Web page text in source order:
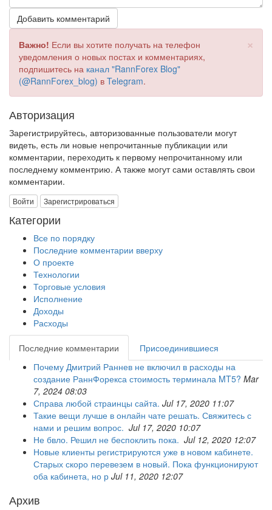
Добавить комментарий
×
Важно! Если вы хотите получать на телефон
уведомления о новых постах и комментариях,
подпишитесь на канал "RannForex Blog"
(@RannForex_blog) в Telegram.
Авторизация
Зарегистрируйтесь, авторизованные пользователи могут
видеть, есть ли новые непрочитанные публикации или
комментарии, переходить к первому непрочитанному или
последнему комментрию. А также могут сами оставлять свои
комментарии.
Войти Зарегистрироваться
Категории
Все по порядку
Последние комментарии вверху
О проекте
Технологии
Торговые условия
Исполнение
Доходы
Расходы
Последние комментарии
Присоединившиеся
Почему Дмитрий Раннев не включил в расходы на
создание РаннФорекса стоимость терминала MT5? Mar
7, 2024 08:03
Справа любой страинцы сайта. Jul 17, 2020 11:07
Такие вещи лучше в онлайн чате решать. Свяжитесь с
нами и решим вопрос. Jul 17, 2020 10:07
Не бвло. Решил не беспоклить пока. Jul 12, 2020 12:07
Новые клиенты регистрируются уже в новом кабинете.
Старых скоро перевезем в новый. Пока функционируют
оба кабинета, но р Jul 11, 2020 12:07
Архив